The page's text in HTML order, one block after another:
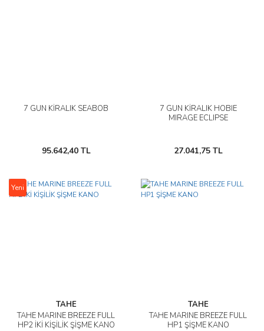
7 GÜN KİRALIK SEABOB
95.642,40 TL
7 GÜN KİRALIK HOBIE
MIRAGE ECLIPSE
27.041,75 TL
Yeni
TAHE
TAHE MARINE BREEZE FULL
HP2 İKİ KİŞİLİK ŞİŞME KANO
TAHE
TAHE MARINE BREEZE FULL
HP1 ŞİŞME KANO